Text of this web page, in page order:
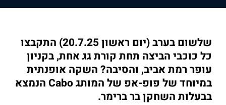
שלשום בערב (יום ראשון 20.7.25) התקבצו
כל כוכבי הביצה תחת קורת גג אחת, בקניון
עופר רמת אביב, והסיבה? השקה אופנתית
במיוחד של פופ-אפ של המותג Cabo הנמצא
בבעלות השחקן בר ברימר.